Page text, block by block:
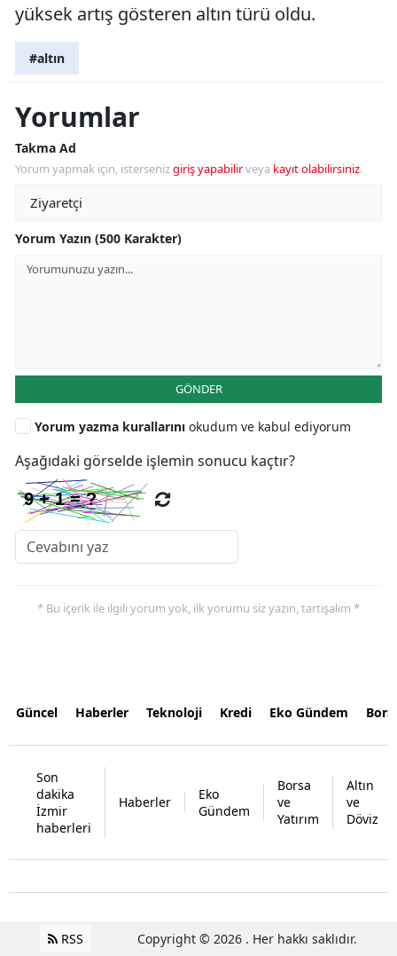
yüksek artış gösteren altın türü oldu.
#altın
Yorumlar
Takma Ad
Yorum yapmak için, istersenizgiriş yapabilirveya kayıt olabilirsiniz.
Yorum Yazın (500 Karakter)
GÖNDER
Yorum yazma kurallarını okudum ve kabul ediyorum
Aşağıdaki görselde işlemin sonucu kaçtır?
* Bu içerik ile ilgili yorum yok, ilk yorumu siz yazın, tartışalım *
Güncel Haberler Teknoloji Kredi Eko Gündem
Son
dakika
İzmir
haberleri
Haberler
Eko
Gündem
Borsa
ve
Yatırım
Altın
ve
Döviz
RSS Copyright © 2026 . Her hakkı saklıdır.